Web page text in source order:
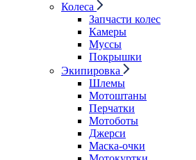
Колеса
Запчасти колес
Камеры
Муссы
Покрышки
Экипировка
Шлемы
Мотоштаны
Перчатки
Мотоботы
Джерси
Маска-очки